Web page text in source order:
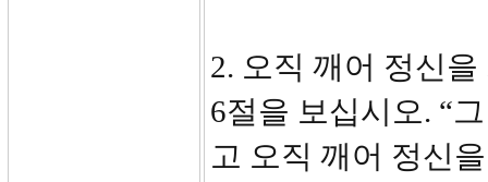
2. 오직 깨어 정신
6절을 보십시오. “
고 오직 깨어 정신